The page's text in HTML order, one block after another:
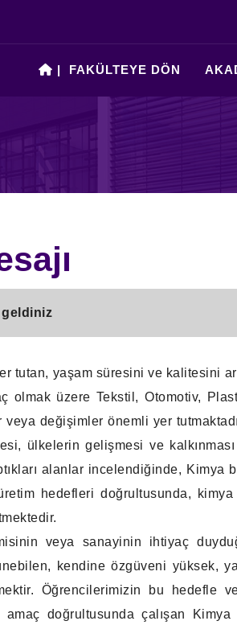
| FAKÜLTEYE DÖN
geldiniz
tutan, yaşam süresini ve kalitesini
olmak üzere Tekstil, Otomotiv,
değişimler önemli yer
ülkelerin gelişmesi ve
alanlar incelendiğinde, Kimya
hedefleri doğrultusunda,
veya sanayinin ihtiyaç
kendine özgüveni yüksek,
Öğrencilerimizin bu hedefle
doğrultusunda çalışan Kimya